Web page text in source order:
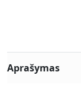
Aprašymas